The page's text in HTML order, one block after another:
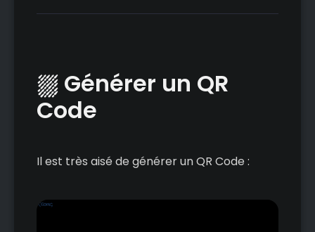
⛆ Générer un QR
Code
Il est très aisé de générer un QR Code :